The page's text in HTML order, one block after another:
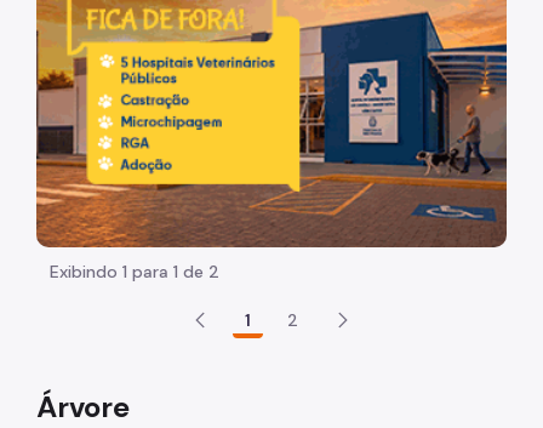
Quadro de Serviços
Acesso à Proteção de Dados Pessoais
Organização
Histórico
Dados
Exibindo 1 para 1 de 2
1 2
Árvore